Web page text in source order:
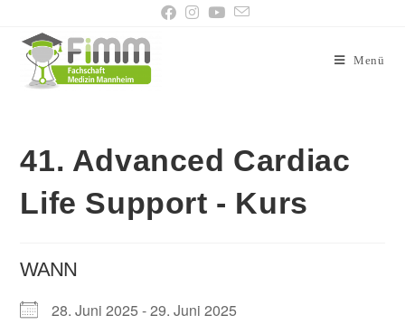
Menü
41. Advanced Cardiac
Life Support - Kurs
WANN
28. Juni 2025 - 29. Juni 2025